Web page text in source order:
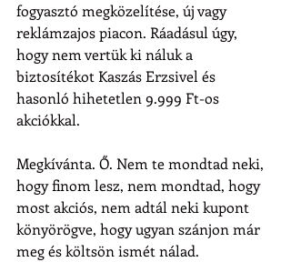
fogyasztó megközelítése, új vagy
reklámzajos piacon. Ráadásul úgy,
hogy nem vertük ki náluk a
biztosítékot Kaszás Erzsivel és
hasonló hihetetlen 9.999 Ft-os
akciókkal.
Megkívánta. Ő. Nem te mondtad neki,
hogy finom lesz, nem mondtad, hogy
most akciós, nem adtál neki kupont
könyörögve, hogy ugyan szánjon már
meg és költsön ismét nálad.